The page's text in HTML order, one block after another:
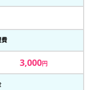
3,000円